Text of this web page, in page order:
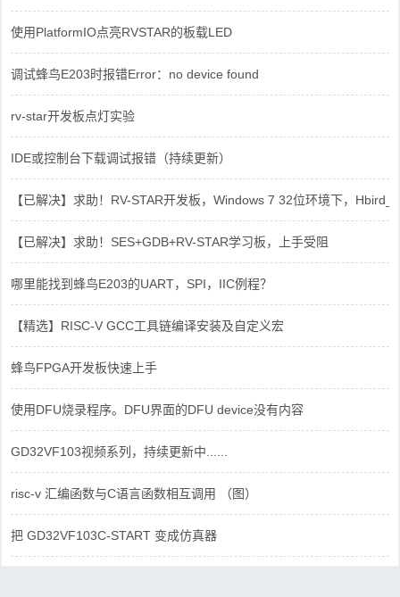
使用PlatformIO点亮RVSTAR的板载LED
调试蜂鸟E203时报错Error：no device found
rv-star开发板点灯实验
IDE或控制台下载调试报错（持续更新）
【已解决】求助！RV-STAR开发板，Windows 7 32位环境下，
【已解决】求助！SES+GDB+RV-STAR学习板，上手受阻
哪里能找到蜂鸟E203的UART，SPI，IIC例程？
【精选】RISC-V GCC工具链编译安装及自定义宏
蜂鸟FPGA开发板快速上手
使用DFU烧录程序。DFU界面的DFU device没有内容
GD32VF103视频系列，持续更新中......
risc-v 汇编函数与C语言函数相互调用 （图）
把 GD32VF103C-START 变成仿真器